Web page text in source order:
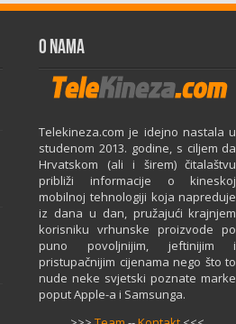
O Nama
Telekineza.com je idejno nastala u
studenom 2013. godine, s ciljem da
Hrvatskom (ali i širem) čitalaštvu
približi informacije o kineskoj
mobilnoj tehnologiji koja napreduje
iz dana u dan, pružajući krajnjem
korisniku vrhunske proizvode po
puno povoljnijim, jeftinijim i
pristupačnijim cijenama nego što to
nude neke svjetski poznate marke
poput Apple-a i Samsunga.